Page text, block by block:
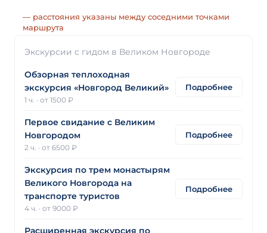
— расстояния указаны между соседними точками
маршрута
Экскурсии с гидом в Великом Новгороде
Обзорная теплоходная
экскурсия «Новгород Великий»
1 ч. · от 1500 ₽
Подробнее
Первое свидание с Великим
Новгородом
2 ч. · от 6500 ₽
Подробнее
Экскурсия по трем монастырям
Великого Новгорода на
транспорте туристов
4 ч. · от 9000 ₽
Подробнее
Расширенная экскурсия по